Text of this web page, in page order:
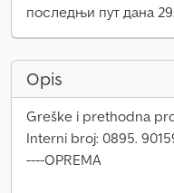
последњи пут дана
Opis
Greške i prethodna
Interni broj: 0895.
----OPREMA